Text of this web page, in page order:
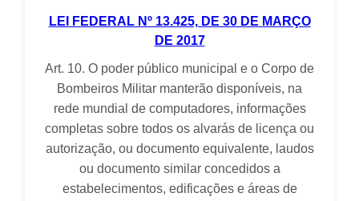
LEI FEDERAL Nº 13.425, DE 30 DE MARÇO
DE 2017
Art. 10. O poder público municipal e o Corpo de
Bombeiros Militar manterão disponíveis, na
rede mundial de computadores, informações
completas sobre todos os alvarás de licença ou
autorização, ou documento equivalente, laudos
ou documento similar concedidos a
estabelecimentos, edificações e áreas de